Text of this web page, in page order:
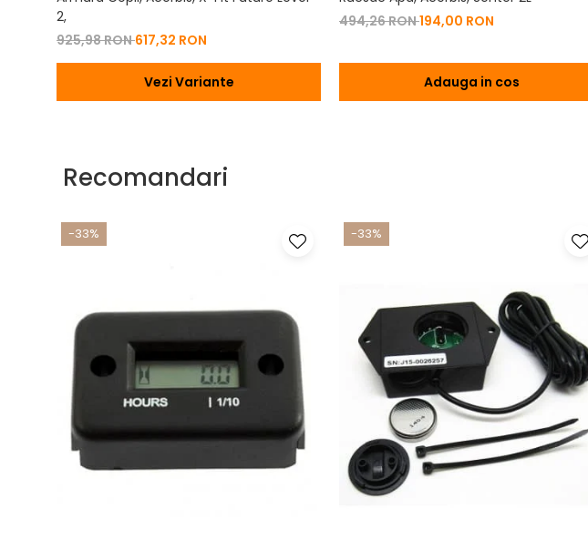
2,
925,98 RON617,32 RON
Vezi Variante
494,26 RON194,00 RON
Adauga in cos
Recomandari
-33% -33%